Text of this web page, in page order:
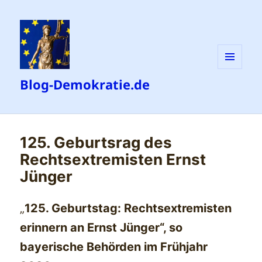
Blog-Demokratie.de
125. Geburtsrag des
Rechtsextremisten Ernst
Jünger
„125. Geburtstag: Rechtsextremisten
erinnern an Ernst Jünger“, so
bayerische Behörden im Frühjahr